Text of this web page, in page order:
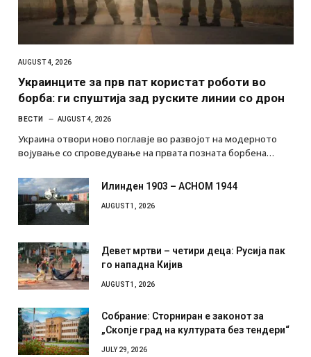
AUGUST 4, 2026
Украинците за прв пат користат роботи во
борба: ги спуштија зад руските линии со дрон
ВЕСТИ AUGUST 4, 2026
Украина отвори ново поглавје во развојот на модерното
војување со спроведување на првата позната борбена…
Илинден 1903 – АСНОМ 1944
AUGUST 1, 2026
Девет мртви – четири деца: Русија пак
го нападна Кијив
AUGUST 1, 2026
Собрание: Сторниран е законот за
„Скопје град на културата без тендери“
JULY 29, 2026